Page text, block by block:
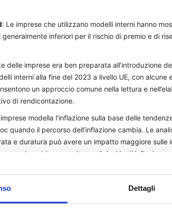
Dettagli
: Le imprese che utilizzano modelli interni hanno
inferiori per il rischio di premio e di
delle imprese era ben preparata all’introduzione
interni alla fine del 2023 a livello UE, con alcune
un approccio comune nella lettura e
di rendicontazione.
modella l’inflazione sulla base delle
quando il percorso dell’inflazione cambia. Le
e duratura può avere un impatto maggiore sulle
dovrebbero monitorare il rischio di inflazione e
nell’andamento dell’inflazione potrebbero
solvibilità.
hanno tenuto sessioni di feedback individuali con
saranno ulteriormente prese in considerazione dalla